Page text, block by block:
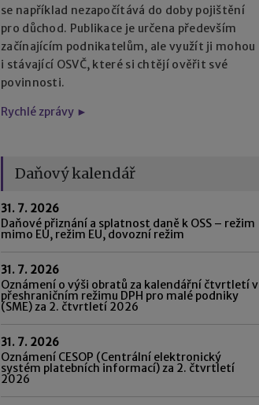
se například nezapočítává do doby pojištění
pro důchod. Publikace je určena především
začínajícím podnikatelům, ale využít ji mohou
i stávající OSVČ, které si chtějí ověřit své
povinnosti.
Rychlé zprávy ►
Daňový kalendář
31. 7. 2026
Daňové přiznání a splatnost daně k OSS – režim
mimo EU, režim EU, dovozní režim
31. 7. 2026
Oznámení o výši obratů za kalendářní čtvrtletí v
přeshraničním režimu DPH pro malé podniky
(SME) za 2. čtvrtletí 2026
31. 7. 2026
Oznámení CESOP (Centrální elektronický
systém platebních informací) za 2. čtvrtletí
2026